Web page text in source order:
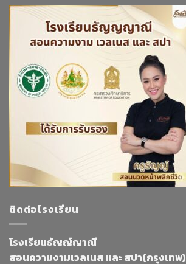
ติดต่อโรงเรียน
โรงเรียนธัญญ์ญาณี
สอนความงามเวลเนส และ สปา(กรุงเทพ)